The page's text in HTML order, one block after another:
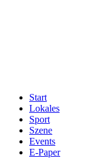
Start
Lokales
Sport
Szene
Events
E-Paper